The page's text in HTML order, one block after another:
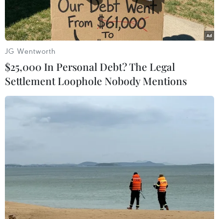
ngày 24/7/2025. (Ảnh: THX/TTXVN)
Lãnh đạo Anh, Pháp và Đức ngày 25/7 ra tuyên
bố chung yêu cầu chấm dứt ngay “thảm họa
nhân đạo” tại Dải Gaza, trong bối cảnh vùng
JG Wentworth
$25,000 In Personal Debt? The Legal
Settlement Loophole Nobody Mentions